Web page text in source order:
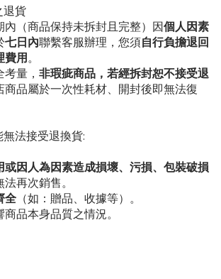
退貨
內（商品保持未拆封且完整）因個人因素
七日內聯繫客服辦理，您須自行負擔退回
費用。
量， 非瑕疵商品，若經拆封恕不接受退
商品屬於一次性耗材、開封後即無法復
法接受退換貨:
或因人為因素造成損壞、污損、包裝破損
再次銷售。
全 （如：贈品、收據等）。
品本身品質之情況。